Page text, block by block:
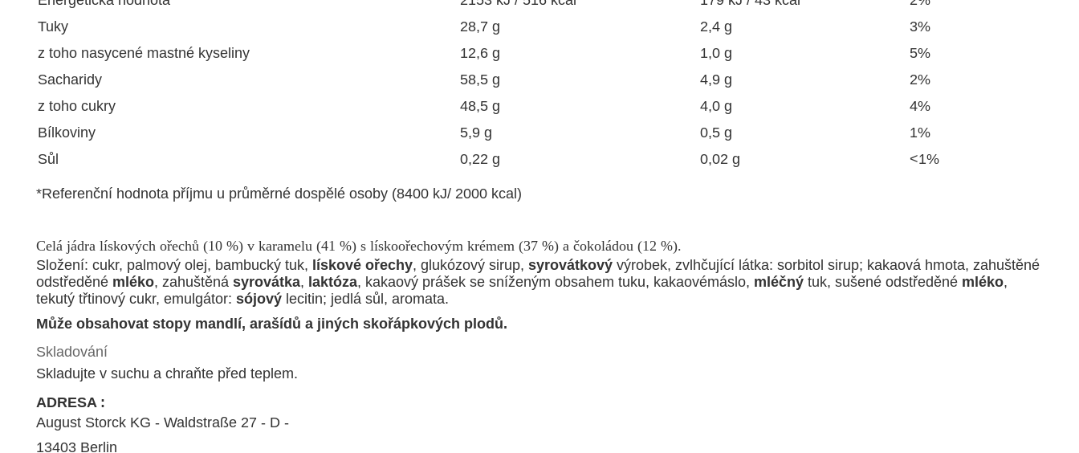
Tuky
28,7 g 2,4 g
3%
z toho nasycené mastné kyseliny
12,6 g 1,0 g
5%
Sacharidy
58,5 g 4,9 g
2%
z toho cukry
48,5 g 4,0 g
4%
Bílkoviny
5,9 g 0,5 g
1%
Sůl
0,22 g 0,02 g <1%
*Referenční hodnota příjmu u průměrné dospělé osoby (8400 kJ/ 2000 kcal)
Celá jádra lískových ořechů (10 %) v karamelu (41 %) s lískoořechovým krémem (37 %) a čokoládou (12 %).
Složení: cukr, palmový olej, bambucký tuk, lískové ořechy, glukózový sirup, syrovátkový výrobek, zvlhčující látka: sorbitol sirup; kakaová hmota, zahuštěné
odstředěné mléko, zahuštěnásyrovátka, laktóza, kakaový prášek se sníženým obsahem tuku, kakaovémáslo, mléčnýtuk, sušené odstředěné mléko,
tekutý třtinový cukr, emulgátor: sójovýlecitin; jedlá sůl, aromata.
Může obsahovat stopy mandlí, arašídů a jiných skořápkových plodů.
Skladování
Skladujte v suchu a chraňte před teplem.
ADRESA :
August Storck KG - Waldstraße 27 - D -
13403 Berlin